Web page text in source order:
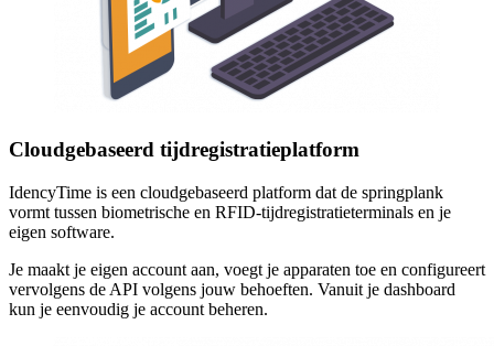
Cloudgebaseerd tijdregistratieplatform
IdencyTime is een cloudgebaseerd platform dat de springplank
vormt tussen biometrische en RFID-tijdregistratieterminals en je
eigen software.
Je maakt je eigen account aan, voegt je apparaten toe en configureert
vervolgens de API volgens jouw behoeften. Vanuit je dashboard
kun je eenvoudig je account beheren.